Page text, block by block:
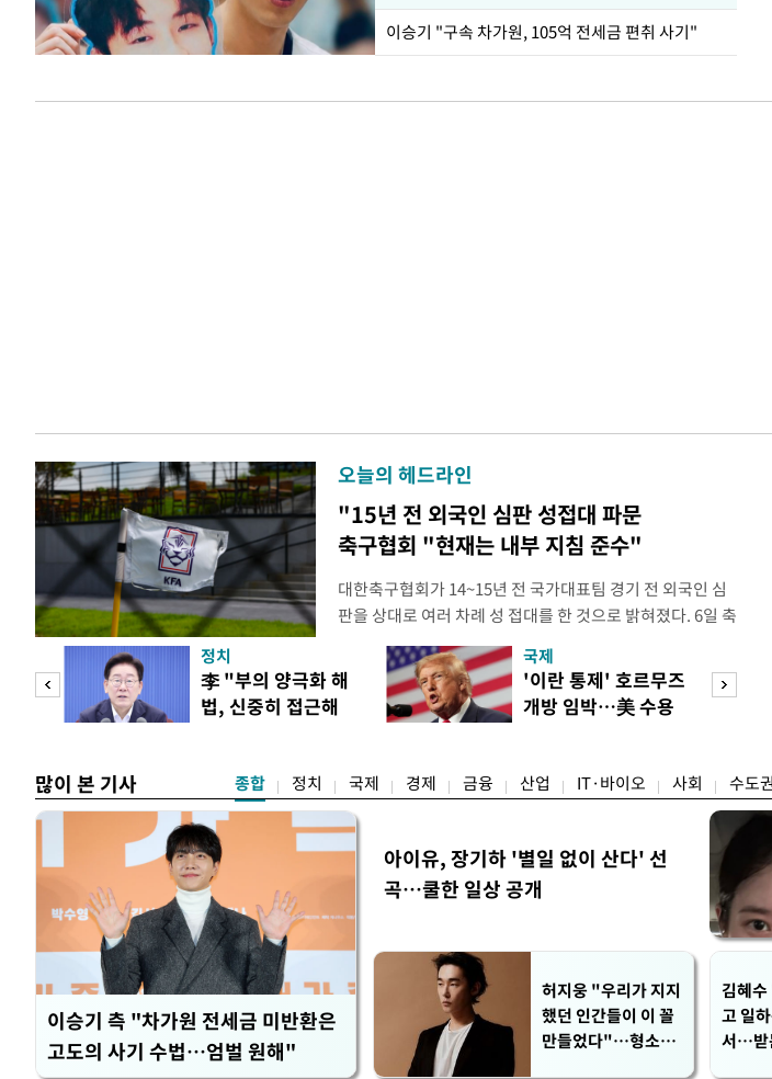
이승기 "구속 차가원, 105억 전세금 편취 사기"
오늘의 헤드라인
"15년 전 외국인 심판 성접대 파문
축구협회 "현재는 내부 지침 준수"
대한축구협회가 14~15년 전 국가대표팀 경기 전 외국인 심
판을 상대로 여러 차례 성 접대를 한 것으로 밝혀졌다. 6일 축
구계에 따르면 국회의 한 의원실은 축구협회가 2011~2012
년 국제심판 10여 명에게 성 접대한 사실을 확인했다. 당시
축구협회는 외국인 심판과 감독관 등 10여 명에게 한 번에
수십만원에서 많게는 100만원이 넘는 돈을 성
정치
李 "부의 양극화 해
법, 신중히 접근해
국제
'이란 통제' 호르무즈
개방 임박…美 수용
많이 본 기사 종합 정치 국제 경제 금융 산업 IT·바이오 사회 수도권
이승기 측 "차가원 전세금 미반환은
고도의 사기 수법…엄벌 원해"
아이유, 장기하 '별일 없이 산다' 선
곡…쿨한 일상 공개
허지웅 "우리가 지지
했던 인간들이 이 꼴
만들었다"…형소법
김혜
고 일
서…받